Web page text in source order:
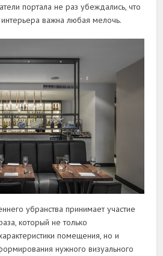
портала не раз убеждались, что
важна любая мелочь.
убранства принимает участие
который не только
помещения, но и
нужного визуального